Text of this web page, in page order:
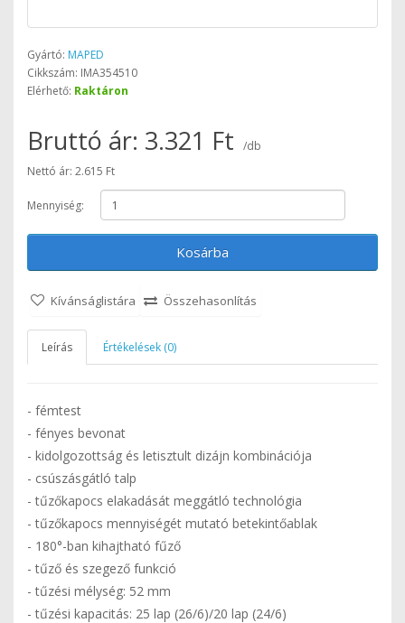
Gyártó: MAPED
Cikkszám: IMA354510
Elérhető: Raktáron
Bruttó ár: 3.321 Ft
/db
Nettó ár: 2.615 Ft
Mennyiség:
Kosárba
Kívánságlistára Összehasonlítás
Leírás Értékelések (0)
- fémtest
- fényes bevonat
- kidolgozottság és letisztult dizájn kombinációja
- csúszásgátló talp
- tűzőkapocs elakadását meggátló technológia
- tűzőkapocs mennyiségét mutató betekintőablak
- 180°-ban kihajtható fűző
- tűző és szegező funkció
- tűzési mélység: 52 mm
- tűzési kapacitás: 25 lap (26/6)/20 lap (24/6)